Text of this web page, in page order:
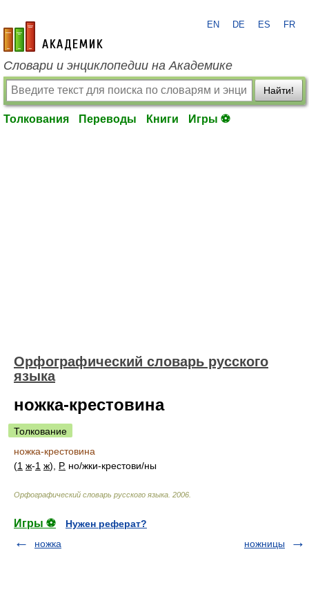
academic.ru
EN DE ES FR
Словари и энциклопедии на Академике
Найти!
Толкования Переводы Книги Игры ⚽
Орфографический словарь русского
языка
ножка-крестовина
Толкование
ножка-крестовина
(1 ж-1 ж), Р. но/жки-крестови/ны
Орфографический словарь русского языка 2006
Игры ⚽
Нужен реферат?
ножка
ножницы